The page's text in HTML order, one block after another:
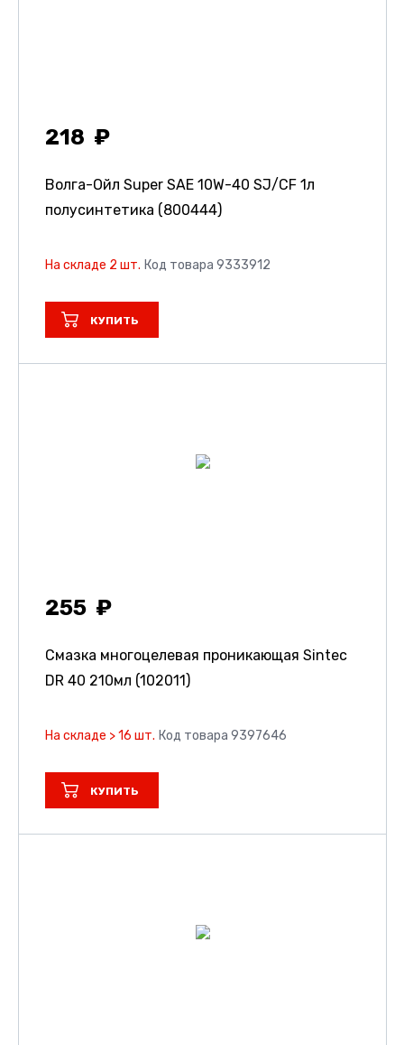
218
Волга-Ойл Super SAE 10W-40 SJ/CF 1л
полусинтетика (800444)
На складе 2 шт. Код товара 9333912
КУПИТЬ
255
Смазка многоцелевая проникающая Sintec
DR 40 210мл (102011)
На складе > 16 шт. Код товара 9397646
КУПИТЬ